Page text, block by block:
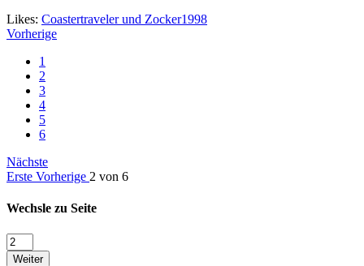
Likes: Coastertravelerund Zocker1998
Vorherige
1
2
3
4
5
6
Nächste
Erste Vorherige 2 von 6
Wechsle zu Seite
Weiter